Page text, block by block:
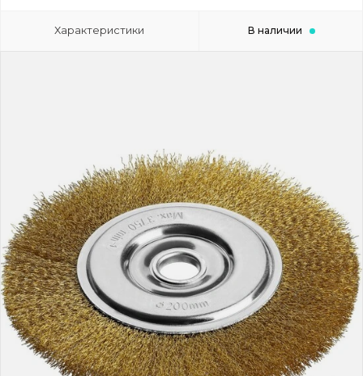
Характеристики В наличии